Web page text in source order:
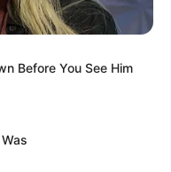
Before You See Him